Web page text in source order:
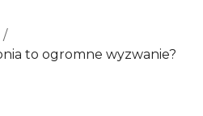
/
to ogromne wyzwanie?